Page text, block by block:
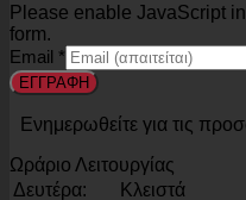
Please enable JavaScript
form.
Email *
ΕΓΓΡΑΦΗ
Ενημερωθείτε για τις
Ωράριο Λειτουργίας
Δευτέρα:
Κλειστά